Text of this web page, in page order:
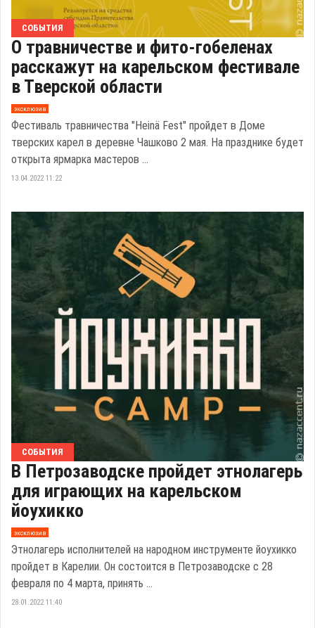
СОБЫТИЯ
О травничестве и фито-гобеленах
расскажут на карельском фестивале
в Тверской области
эксклюзив
Фестиваль травничества "Heinä Fest" пройдет в Доме
тверских карел в деревне Чашково 2 мая. На празднике будет
открыта ярмарка мастеров ...
13.04.2022 11:22
СОБЫТИЯ
В Петрозаводске пройдет этнолагерь
для играющих на карельском
йоухикко
эксклюзив
Этнолагерь исполнителей на народном инструменте йоухикко
пройдет в Карелии. Он состоится в Петрозаводске с 28
февраля по 4 марта, принять ...
28.01.2022 11:40